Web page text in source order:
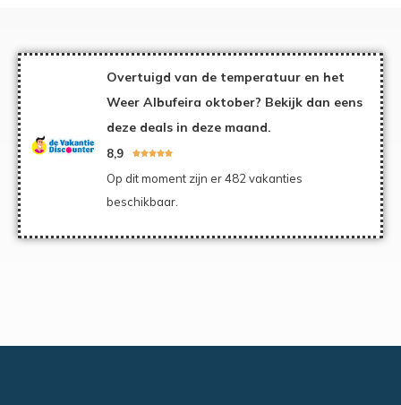
Overtuigd van de temperatuur en het
Weer Albufeira oktober? Bekijk dan eens
deze deals in deze maand.
8,9 
Op dit moment zijn er 482 vakanties
beschikbaar.